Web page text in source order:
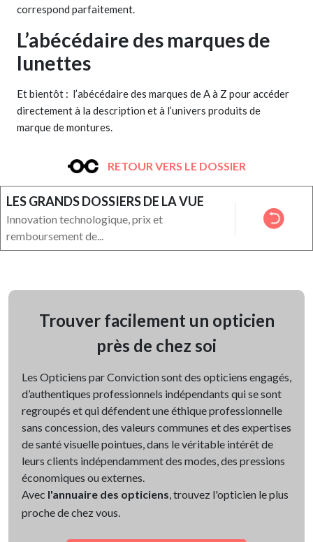
correspond parfaitement.
L’abécédaire des marques de
lunettes
Et bientôt : l’abécédaire des marques de A à Z pour accéder
directement à la description et à l’univers produits de
marque de montures.
RETOUR VERS LE DOSSIER
LES GRANDS DOSSIERS DE LA VUE
Innovation technologique, prix et
remboursement de...
Trouver facilement un opticien
près de chez soi
Les Opticiens par Conviction sont des opticiens engagés,
d’authentiques professionnels indépendants qui se sont
regroupés et qui défendent une éthique professionnelle
sans concession, des valeurs communes et des expertises
de santé visuelle pointues, dans le véritable intérêt de
leurs clients indépendamment des modes, des pressions
économiques ou externes.
Avec l'annuaire des opticiens, trouvez l'opticien le plus
proche de chez vous.